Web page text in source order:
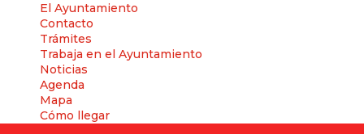
El Ayuntamiento
Contacto
Trámites
Trabaja en el Ayuntamiento
Noticias
Agenda
Mapa
Cómo llegar